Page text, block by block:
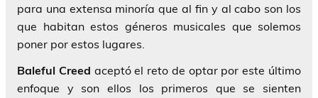
para una extensa minoría que al fin y al cabo son los
que habitan estos géneros musicales que solemos
poner por estos lugares.
Baleful Creed aceptó el reto de optar por este último
enfoque y son ellos los primeros que se sienten